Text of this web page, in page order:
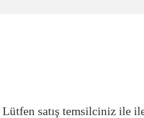
Lütfen satış temsilciniz ile